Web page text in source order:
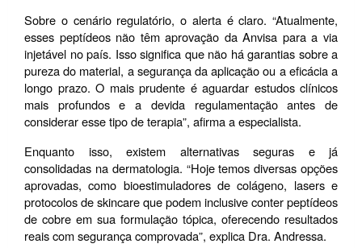
Sobre o cenário regulatório, o alerta é claro. “Atualmente,
esses peptídeos não têm aprovação da Anvisa para a via
injetável no país. Isso significa que não há garantias sobre a
pureza do material, a segurança da aplicação ou a eficácia a
longo prazo. O mais prudente é aguardar estudos clínicos
mais profundos e a devida regulamentação antes de
considerar esse tipo de terapia”, afirma a especialista.
Enquanto isso, existem alternativas seguras e já
consolidadas na dermatologia. “Hoje temos diversas opções
aprovadas, como bioestimuladores de colágeno, lasers e
protocolos de skincare que podem inclusive conter peptídeos
de cobre em sua formulação tópica, oferecendo resultados
reais com segurança comprovada”, explica Dra. Andressa.